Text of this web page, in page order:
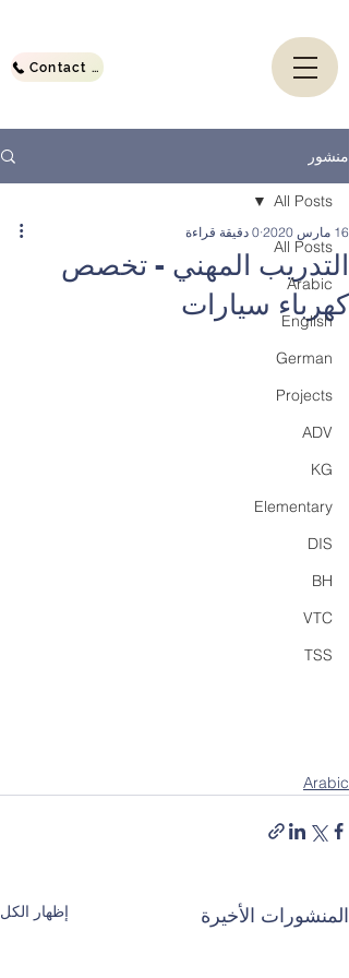
Contact Us
منشور
All Posts
Arabic
English
German
Projects
ADV
KG
Elementary
DIS
BH
VTC
TSS
All Posts
التدريب المهني - تخصص
كهرباء سيارات
16 مارس 2020 0 دقيقة قراءة
Arabic
المنشورات الأخيرة إظهار الكل